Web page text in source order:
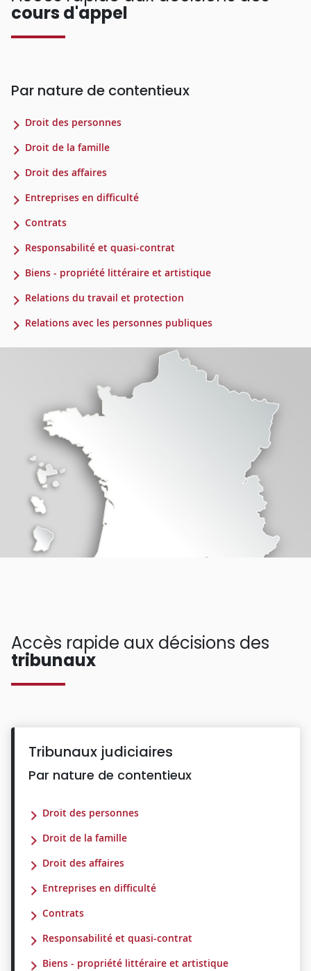
cours d'appel
Par nature de contentieux
Droit des personnes
Droit de la famille
Droit des affaires
Entreprises en difficulté
Contrats
Responsabilité et quasi-contrat
Biens - propriété littéraire et artistique
Relations du travail et protection
Relations avec les personnes publiques
Accès rapide aux décisions des
tribunaux
Tribunaux judiciaires
Par nature de contentieux
Droit des personnes
Droit de la famille
Droit des affaires
Entreprises en difficulté
Contrats
Responsabilité et quasi-contrat
Biens - propriété littéraire et artistique